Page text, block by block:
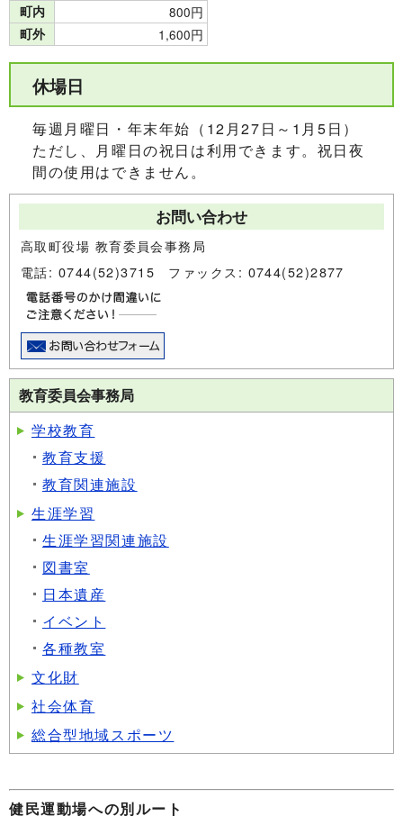
町内
800円
町外 1,600円
休場日
毎週月曜日・年末年始（12月27日～1月5日）
ただし、月曜日の祝日は利用できます。祝日夜
間の使用はできません。
お問い合わせ
高取町役場 教育委員会事務局
電話: 0744(52)3715 ファックス: 0744(52)2877
教育委員会事務局
学校教育
教育支援
教育関連施設
生涯学習
生涯学習関連施設
図書室
日本遺産
イベント
各種教室
文化財
社会体育
総合型地域スポーツ
健民運動場への別ルート